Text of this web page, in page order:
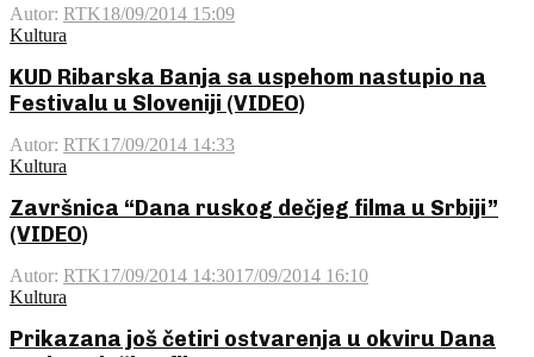
Autor: RTK18/09/2014 15:09
Kultura
KUD Ribarska Banja sa uspehom nastupio na
Festivalu u Sloveniji (VIDEO)
Autor: RTK17/09/2014 14:33
Kultura
Završnica “Dana ruskog dečjeg filma u Srbiji”
(VIDEO)
Autor: RTK17/09/2014 14:3017/09/2014 16:10
Kultura
Prikazana još četiri ostvarenja u okviru Dana